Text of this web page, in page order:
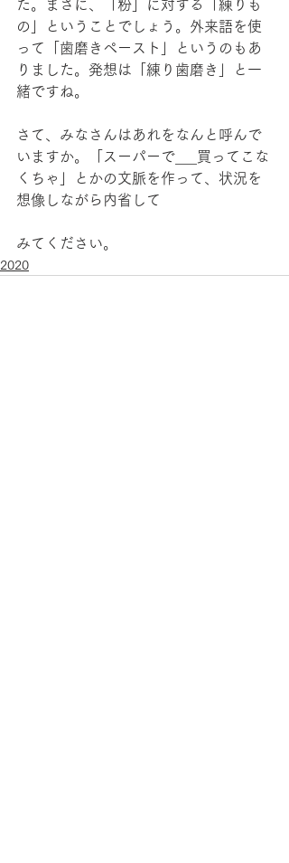
た。まさに、「粉」に対する「練りも
の」ということでしょう。外来語を使
って「歯磨きペースト」というのもあ
りました。発想は「練り歯磨き」と一
緒ですね。
さて、みなさんはあれをなんと呼んで
いますか。「スーパーで___買ってこな
くちゃ」とかの文脈を作って、状況を
想像しながら内省して
みてください。
2020